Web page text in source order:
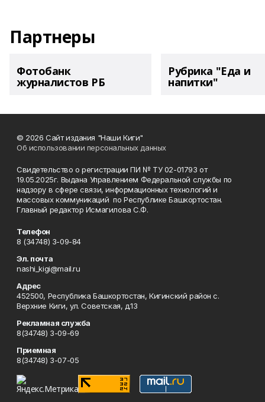
Партнеры
Фотобанк
журналистов РБ
Рубрика "Еда и
напитки"
© 2026 Сайт издания "Наши Киги"
Об использовании персональных данных
Свидетельство о регистрации ПИ № ТУ 02-01793 от
19.05.2025г. Выдана Управлением Федеральной службы по
надзору в сфере связи, информационных технологий и
массовых коммуникаций по Республике Башкортостан.
Главный редактор Исмагилова С.Ф.
Телефон
8 (34748) 3-09-84
Эл. почта
nashi_kigi@mail.ru
Адрес
452500, Республика Башкортостан, Кигинский район с.
Верхние Киги, ул. Советская, д.13
Рекламная служба
8(34748) 3-09-69
Приемная
8(34748) 3-07-05